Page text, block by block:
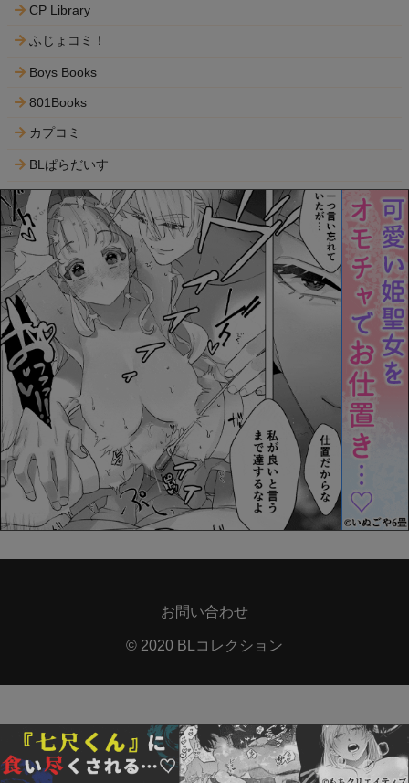
CP Library
ふじょコミ！
Boys Books
801Books
カプコミ
BLぱらだいす
お問い合わせ
© 2020 BLコレクション